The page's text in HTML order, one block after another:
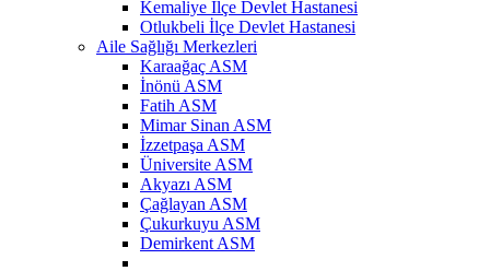
Kemaliye İlçe Devlet Hastanesi
Otlukbeli İlçe Devlet Hastanesi
Aile Sağlığı Merkezleri
Karaağaç ASM
İnönü ASM
Fatih ASM
Mimar Sinan ASM
İzzetpaşa ASM
Üniversite ASM
Akyazı ASM
Çağlayan ASM
Çukurkuyu ASM
Demirkent ASM